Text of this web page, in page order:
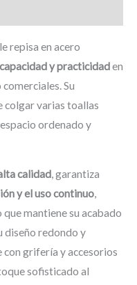
repisa en acero
capacidad y practicidaden
Su
colgar varias toallas
ordenado y
calidad, garantiza
y el uso continuo,
mantiene su acabado
diseño redondo y
grifería y accesorios
sofisticado al